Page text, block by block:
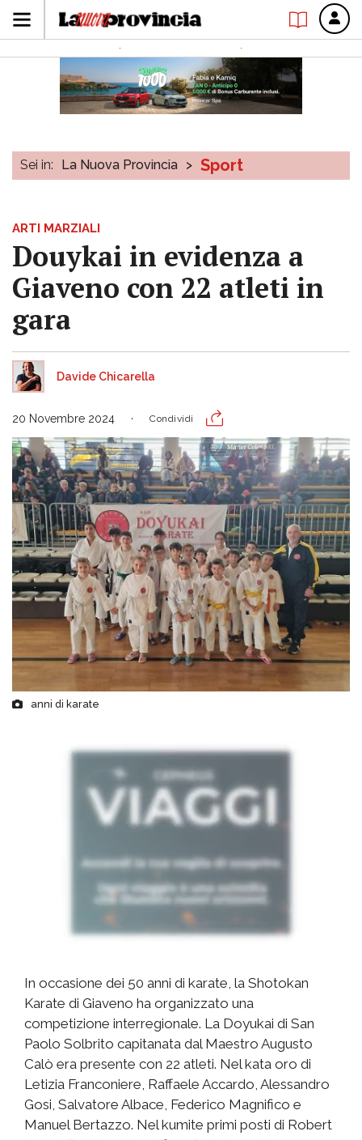
Sei in: La Nuova Provincia > Sport
ARTI MARZIALI
Douykai in evidenza a
Giaveno con 22 atleti in
gara
Davide Chicarella
20 Novembre 2024 Condividi
anni di karate
In occasione dei 50 anni di karate, la Shotokan
Karate di Giaveno ha organizzato una
competizione interregionale. La Doyukai di San
Paolo Solbrito capitanata dal Maestro Augusto
Calò era presente con 22 atleti. Nel kata oro di
Letizia Franconiere, Raffaele Accardo, Alessandro
Gosi, Salvatore Albace, Federico Magnifico e
Manuel Bertazzo. Nel kumite primi posti di Robert